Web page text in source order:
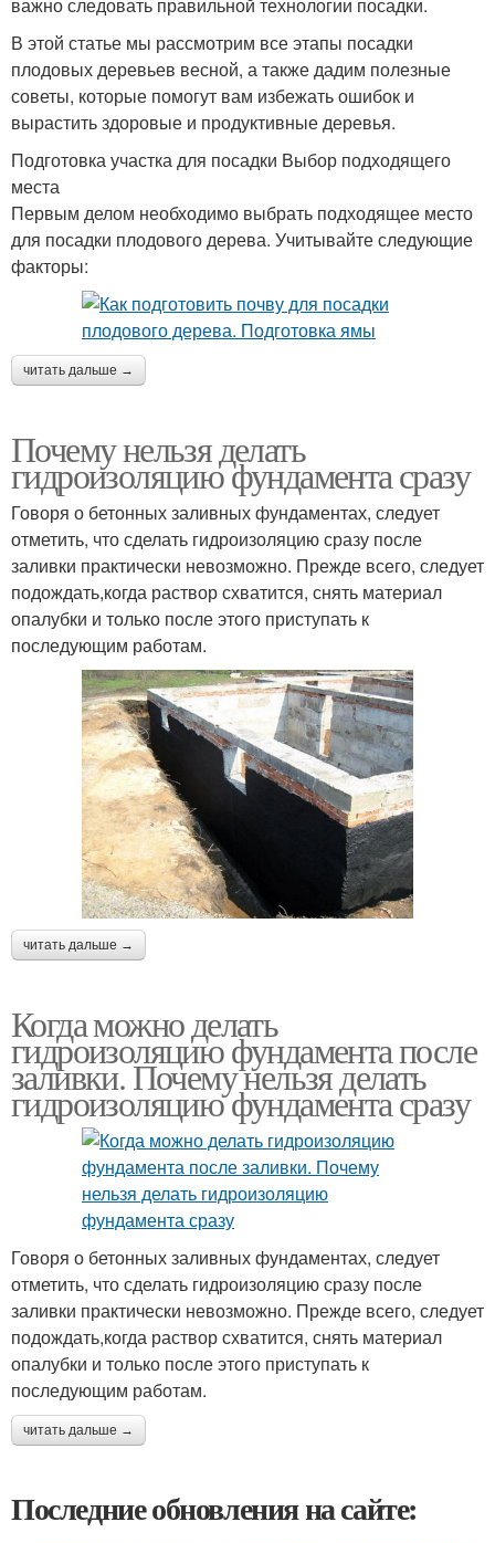
важно следовать правильной технологии посадки.
В этой статье мы рассмотрим все этапы посадки
плодовых деревьев весной, а также дадим полезные
советы, которые помогут вам избежать ошибок и
вырастить здоровые и продуктивные деревья.
Подготовка участка для посадки Выбор подходящего
места
Первым делом необходимо выбрать подходящее место
для посадки плодового дерева. Учитывайте следующие
факторы:
читать дальше →
Почему нельзя делать
гидроизоляцию фундамента сразу
Говоря о бетонных заливных фундаментах, следует
отметить, что сделать гидроизоляцию сразу после
заливки практически невозможно. Прежде всего, следует
подождать,когда раствор схватится, снять материал
опалубки и только после этого приступать к
последующим работам.
читать дальше →
Когда можно делать
гидроизоляцию фундамента после
заливки. Почему нельзя делать
гидроизоляцию фундамента сразу
Говоря о бетонных заливных фундаментах, следует
отметить, что сделать гидроизоляцию сразу после
заливки практически невозможно. Прежде всего, следует
подождать,когда раствор схватится, снять материал
опалубки и только после этого приступать к
последующим работам.
читать дальше →
Последние обновления на сайте: